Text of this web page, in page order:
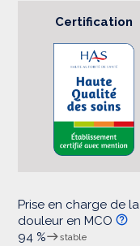
Certification
Prise en charge de la
douleur en MCO
94 %
stable